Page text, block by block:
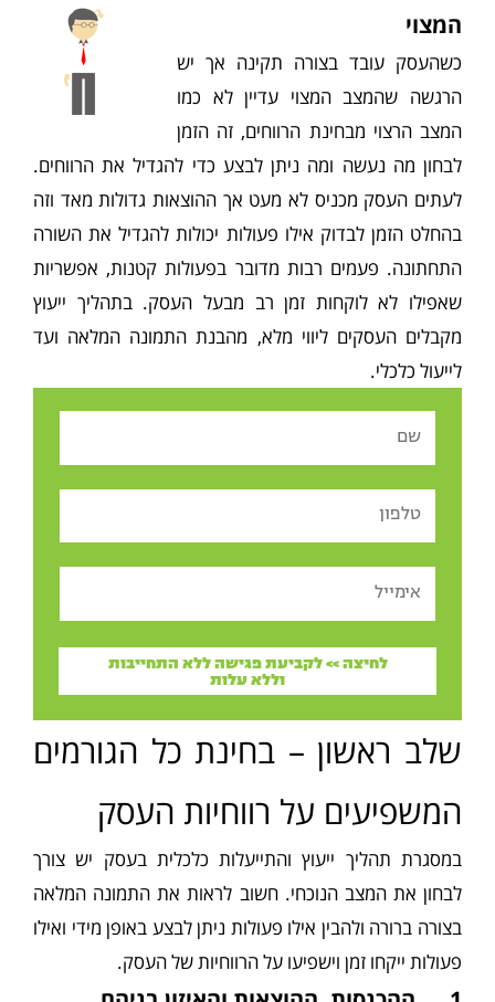
המצוי
כשהעסק עובד בצורה תקינה אך יש
הרגשה שהמצב המצוי עדיין לא כמו
המצב הרצוי מבחינת הרווחים, זה הזמן
לבחון מה נעשה ומה ניתן לבצע כדי להגדיל את הרווחים.
לעתים העסק מכניס לא מעט אך ההוצאות גדולות מאד וזה
בהחלט הזמן לבדוק אילו פעולות יכולות להגדיל את השורה
התחתונה. פעמים רבות מדובר בפעולות קטנות, אפשריות
שאפילו לא לוקחות זמן רב מבעל העסק. בתהליך ייעוץ
מקבלים העסקים ליווי מלא, מהבנת התמונה המלאה ועד
לייעול כלכלי.
לחיצה >> לקביעת פגישה ללא התחייבות
וללא עלות
שלב ראשון – בחינת כל הגורמים
המשפיעים על רווחיות העסק
במסגרת תהליך ייעוץ והתייעלות כלכלית בעסק יש צורך
לבחון את המצב הנוכחי. חשוב לראות את התמונה המלאה
בצורה ברורה ולהבין אילו פעולות ניתן לבצע באופן מידי ואילו
פעולות ייקחו זמן וישפיעו על הרווחיות של העסק.